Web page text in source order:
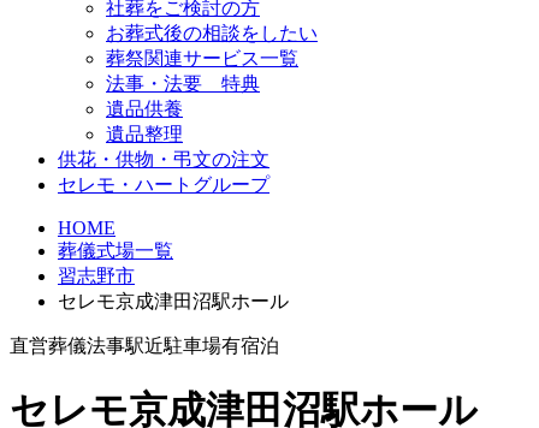
社葬をご検討の方
お葬式後の相談をしたい
葬祭関連サービス一覧
法事・法要 特典
遺品供養
遺品整理
供花・供物・弔文の注文
セレモ・ハートグループ
HOME
葬儀式場一覧
習志野市
セレモ京成津田沼駅ホール
直営葬儀法事駅近駐車場有宿泊
セレモ京成津田沼駅ホール